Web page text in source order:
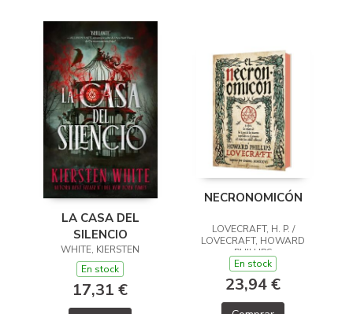
LA CASA DEL
SILENCIO
WHITE, KIERSTEN
En stock
17,31 €
NECRONOMICÓN
LOVECRAFT, H. P. /
LOVECRAFT, HOWARD
PHILLIPS
En stock
23,94 €